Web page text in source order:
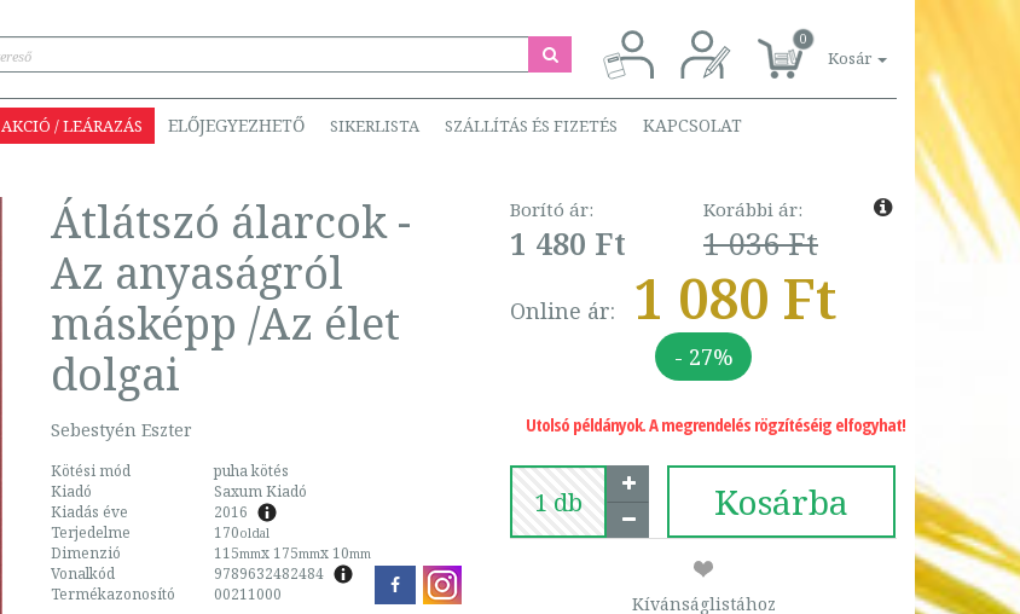
0
Kosár
AKCIÓ / LEÁRAZÁS ELŐJEGYEZHETŐ SIKERLISTA SZÁLLÍTÁS ÉS FIZETÉS KAPCSOLAT
Átlátszó álarcok -
Az anyaságról
másképp /Az élet
dolgai
Sebestyén Eszter
Kötési mód
puha kötés
Kiadó
Saxum Kiadó
Kiadás éve
2016
Terjedelme
170oldal
Dimenzió 115mmx 175mmx 10mm
Vonalkód
9789632482484
Termékazonosító
00211000
Borító ár:
1 480 Ft
Korábbi ár:
1 036 Ft
Online ár: 1 080 Ft
- 27%
Utolsó példányok. A megrendelés rögzítéséig elfogyhat!
Kosárba
Kívánságlistához